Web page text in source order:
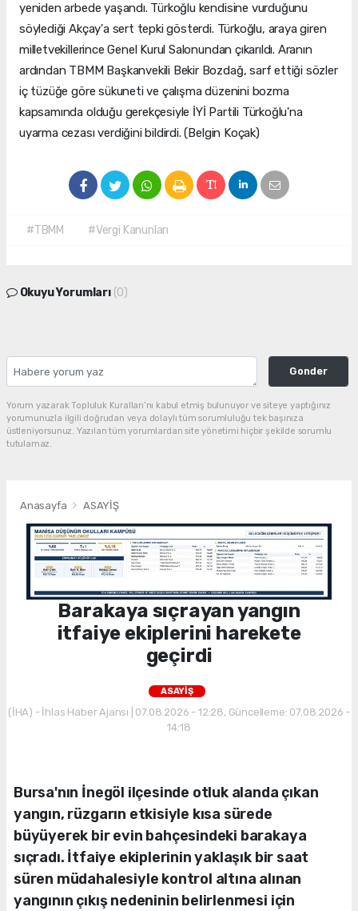
yeniden arbede yaşandı. Türkoğlu kendisine vurduğunu
söylediği Akçay'a sert tepki gösterdi. Türkoğlu, araya giren
milletvekillerince Genel Kurul Salonundan çıkarıldı. Aranın
ardından TBMM Başkanvekili Bekir Bozdağ, sarf ettiği sözler
iç tüzüğe göre sükuneti ve çalışma düzenini bozma
kapsamında olduğu gerekçesiyle İYİ Partili Türkoğlu'na
uyarma cezası verdiğini bildirdi. (Belgin Koçak)
#TBMM #Vergi Kanunları
Okuyu Yorumları (0)
Gonder
Yorum yazarak Topluluk Kuralları’nı kabul etmiş bulunuyor ve siteye yaptığınız
yorumunuzla ilgili doğrudan veya dolaylı tüm sorumluluğu tek başınıza
üstleniyorsunuz. Yazılan tüm yorumlardan site yönetimi hiçbir şekilde sorumlu
tutulamaz.
Anasayfa ASAYİŞ
Barakaya sıçrayan yangın
itfaiye ekiplerini harekete
geçirdi
ASAYİŞ
(İHA) - İhlas Haber Ajansı | 07.08.2026 - 12:28, Güncelleme: 07.08.2026 -
14:18
Bursa'nın İnegöl ilçesinde otluk alanda çıkan
yangın, rüzgarın etkisiyle kısa sürede
büyüyerek bir evin bahçesindeki barakaya
sıçradı. İtfaiye ekiplerinin yaklaşık bir saat
süren müdahalesiyle kontrol altına alınan
yangının çıkış nedeninin belirlenmesi için